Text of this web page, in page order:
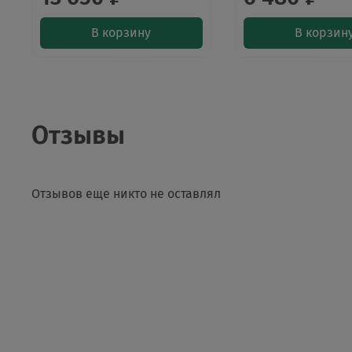
В корзину В
Отзывы
Отзывов еще никто не оставлял